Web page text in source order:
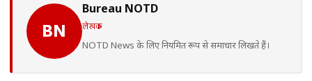
BN
Bureau NOTD
लेखक
NOTD News के लिए नियमित रूप से समाचार लिखते हैं।